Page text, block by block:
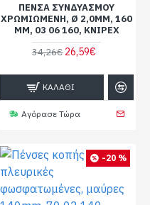
ΠΈΝΣΑ ΣΥΝΔΥΑΣΜΟΎ
ΧΡΩΜΙΩΜΈΝΗ, Ø 2,0MM, 160
MM, 03 06 160, KNIPEX
34,26€ 26,59€
ΚΑΛΆΘΙ
Αγόρασε Τώρα
-20 %